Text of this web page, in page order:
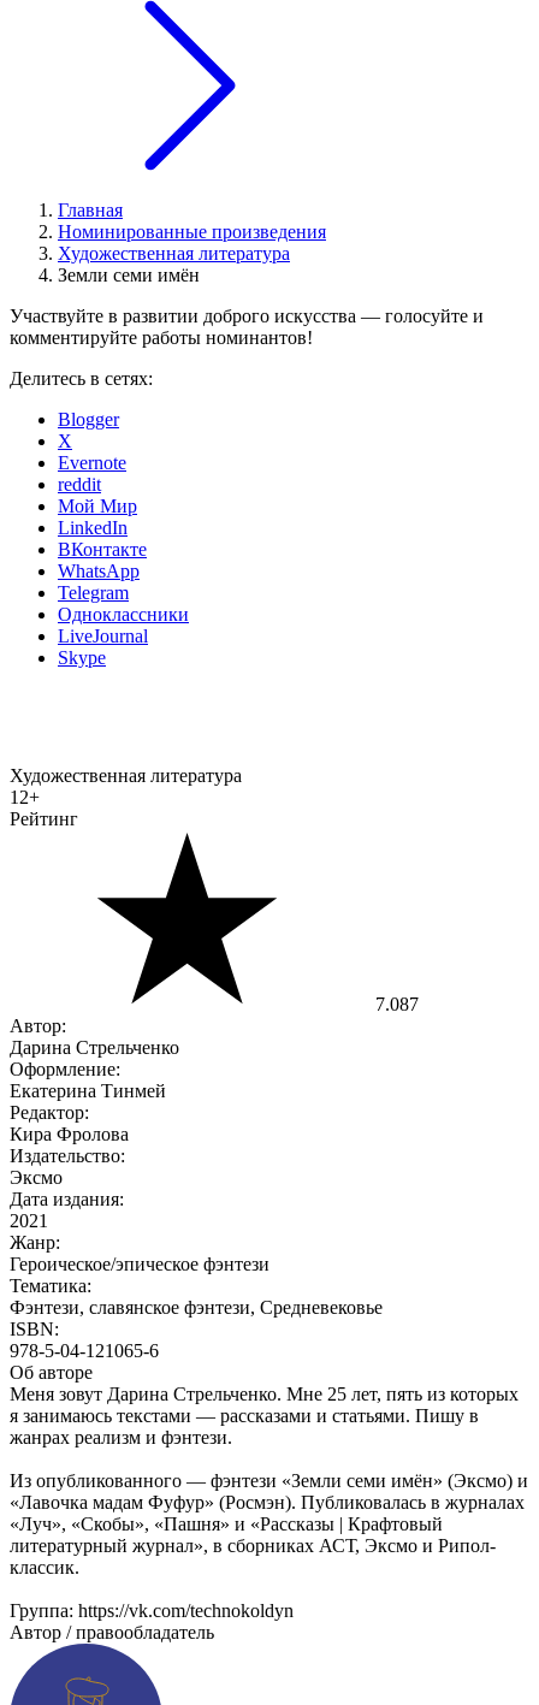
Главная
Номинированные произведения
Художественная литература
Земли семи имён
Участвуйте в развитии доброго искусства — голосуйте и
комментируйте работы номинантов!
Делитесь в сетях:
Blogger
X
Evernote
reddit
Мой Мир
LinkedIn
ВКонтакте
WhatsApp
Telegram
Одноклассники
LiveJournal
Skype
Художественная литература
12+
Рейтинг
7.087
Автор:
Дарина Стрельченко
Оформление:
Екатерина Тинмей
Редактор:
Кира Фролова
Издательство:
Эксмо
Дата издания:
2021
Жанр:
Героическое/эпическое фэнтези
Тематика:
Фэнтези, славянское фэнтези, Средневековье
ISBN:
978-5-04-121065-6
Об авторе
Меня зовут Дарина Стрельченко. Мне 25 лет, пять из которых
я занимаюсь текстами — рассказами и статьями. Пишу в
жанрах реализм и фэнтези.
Из опубликованного — фэнтези «Земли семи имён» (Эксмо) и
«Лавочка мадам Фуфур» (Росмэн). Публиковалась в журналах
«Луч», «Скобы», «Пашня» и «Рассказы | Крафтовый
литературный журнал», в сборниках АСТ, Эксмо и Рипол-
классик.
Группа: https://vk.com/technokoldyn
Автор / правообладатель